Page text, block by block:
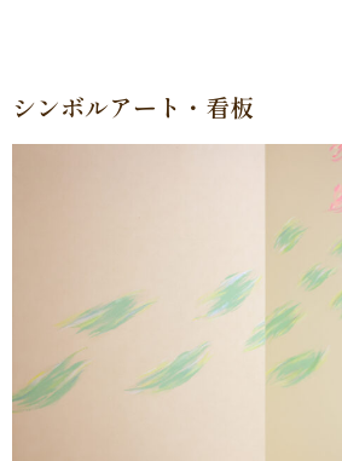
シンボルアート・看板